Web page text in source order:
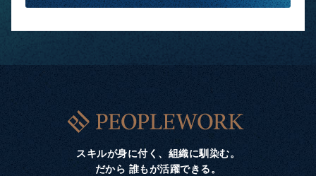
スキルが身に付く、組織に馴染む。
だから 誰もが活躍できる。